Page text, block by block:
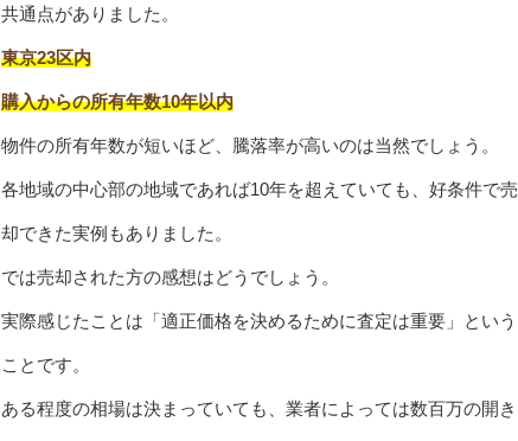
共通点がありました。
東京23区内
購入からの所有年数10年以内
物件の所有年数が短いほど、騰落率が高いのは当然でしょう。
各地域の中心部の地域であれば10年を超えていても、好条件で売
却できた実例もありました。
では売却された方の感想はどうでしょう。
実際感じたことは「適正価格を決めるために査定は重要」という
ことです。
ある程度の相場は決まっていても、業者によっては数百万の開き